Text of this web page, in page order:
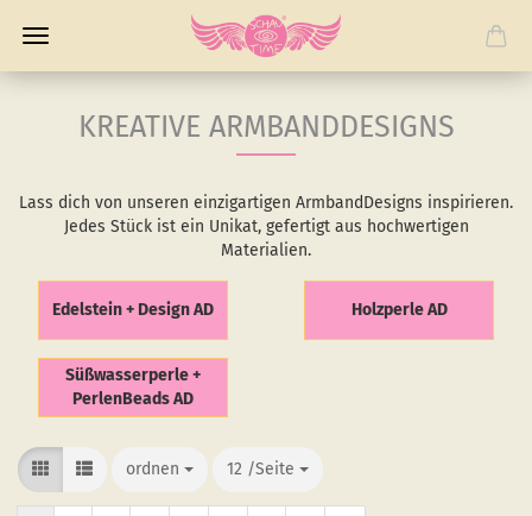
KREATIVE ARMBANDDESIGNS
Lass dich von unseren einzigartigen ArmbandDesigns inspirieren.
Jedes Stück ist ein Unikat, gefertigt aus hochwertigen
Materialien.
Edelstein + Design AD Holzperle AD
Süßwasserperle +
PerlenBeads AD
ordnen
ordnen 12 /Seite
/Seite